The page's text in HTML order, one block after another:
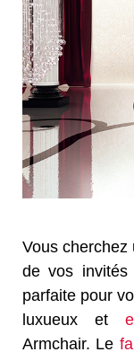
Vous cherchez
de vos
parfaite pour
luxueux et
Armchair. Le